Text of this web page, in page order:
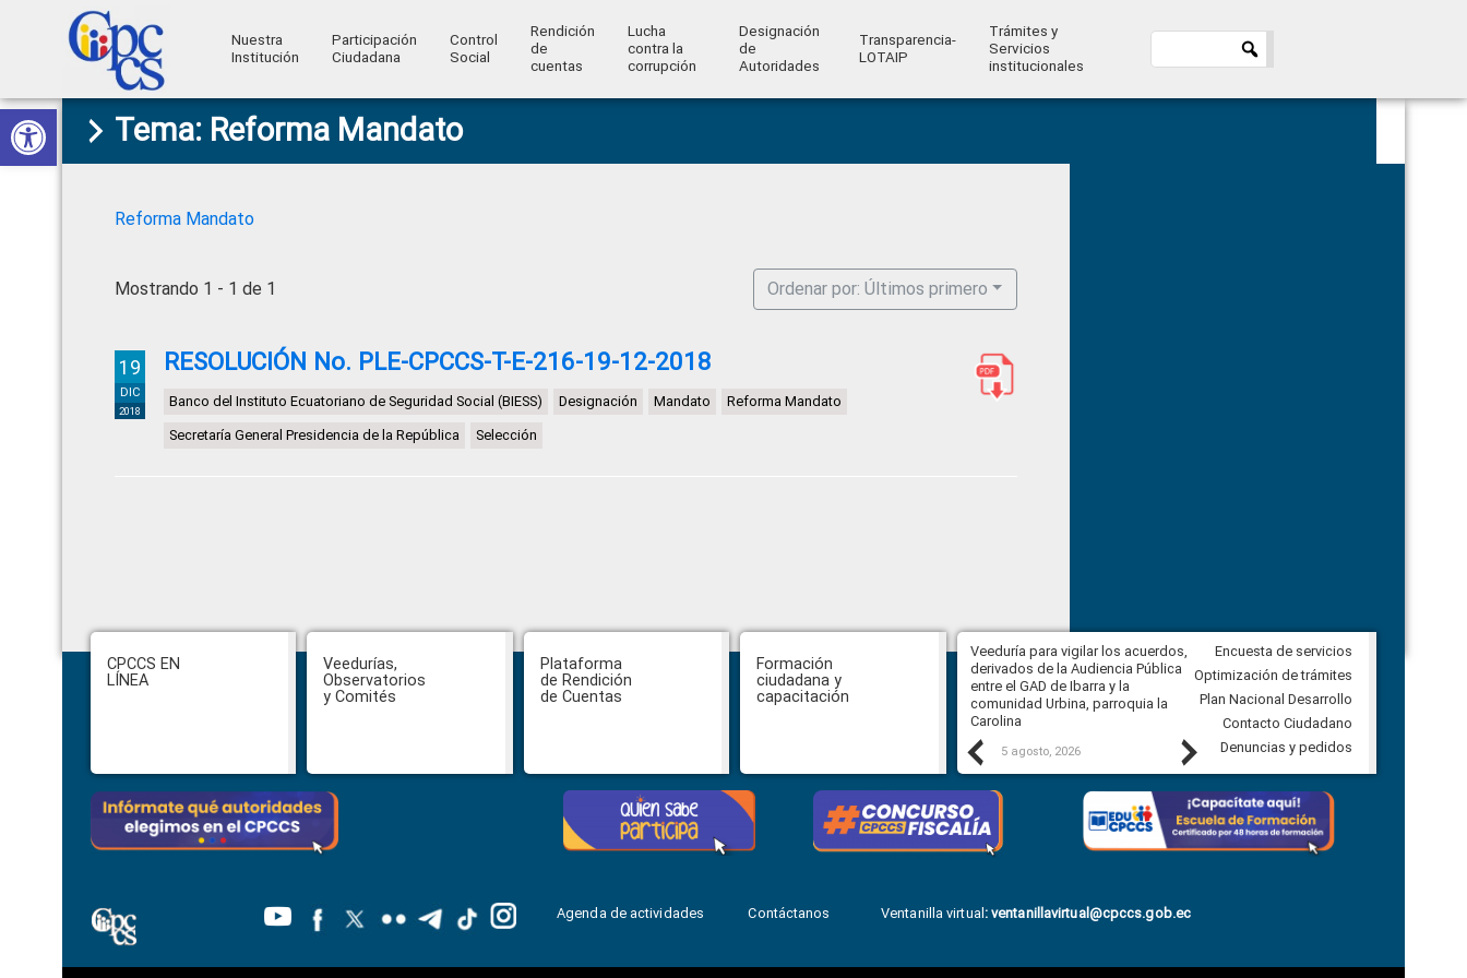
Abrir barra de herramientas
Skip
to
primary
Skip
to
main
Skip
to
primary
Skip
to
footer
Consejo
de
Ciudadana
Control
Construyendo
Poder
Ciudadano
Nuestra
Institución
Participación
Ciudadana
Control
Social
Rendición
de
cuentas
Lucha
contra la
corrupción
Designación
de
Autoridades
Transparencia-
LOTAIP
Trámites y
Servicios
institucionales
Tema: Reforma Mandato
Reforma Mandato
Mostrando 1 - 1 de 1 Ordenar por: Últimos primero
19
DIC
2018
RESOLUCIÓN No. PLE-CPCCS-T-E-216-19-12-2018
Banco del Instituto Ecuatoriano de Seguridad Social (BIESS) Designación Mandato Reforma Mandato
Secretaría General Presidencia de la República Selección
Footer
CPCCS EN
LÍNEA
Veedurías,
Observatorios
y Comités
Plataforma
de Rendición
de Cuentas
Formación
ciudadana y
capacitación
Previous
Abiertas impugnaciones a los
delegados de la Función Judicial a
la Comisión Ciudadana de
Selección para la designación de
Veeduría para vigilar los acuerdos,
derivados de la Audiencia Pública
entre el GAD de Ibarra y la
comunidad Urbina, parroquia la
Carolina
5 agosto, 2026
CPCCS convoca a Veeduría
Ciudadana para vigilar el concurso
5 agosto, 2026
Next
Encuesta de servicios
Optimización de trámites
Plan Nacional Desarrollo
Contacto Ciudadano
Denuncias y pedidos
Agenda de actividades Contáctanos Ventanilla virtual:ventanillavirtual@cpccs.gob.ec